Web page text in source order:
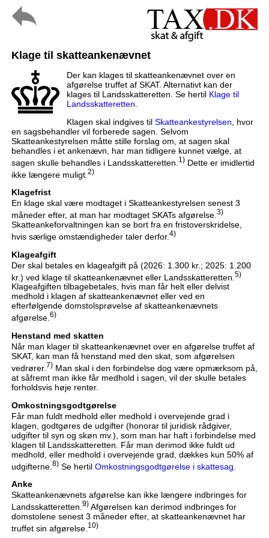
Klage til skatteankenævnet
Der kan klages til skatteankenævnet over en
afgørelse truffet af SKAT. Alternativt kan der
klages til Landsskatteretten. Se hertil Klage til
Landsskatteretten
Klagen skal indgives til Skatteankestyrelsen , hvor
en sagsbehandler vil forberede sagen. Selvom
Skatteankestyrelsen måtte stille forslag om, at sagen skal
behandles i et ankenævn, har man tidligere kunnet vælge, at
sagen skulle behandles i Landsskatteretten. 1)Dette er imidlertid
ikke længere muligt. 2)
Klagefrist
En klage skal være modtaget i Skatteankestyrelsen senest 3
måneder efter, at man har modtaget SKATs afgørelse. 3)
Skatteankeforvaltningen kan se bort fra en fristoverskridelse,
hvis særlige omstændigheder taler derfor. 4)
Klageafgift
Der skal betales en klageafgift på (2026: 1.300 kr.; 2025: 1.200
kr.) ved klage til skatteankenævnet eller Landsskatteretten. 5)
Klageafgiften tilbagebetales, hvis man får helt eller delvist
medhold i klagen af skatteankenævnet eller ved en
efterfølgende domstolsprøvelse af skatteankenævnets
afgørelse. 6)
Henstand med skatten
Når man klager til skatteankenævnet over en afgørelse truffet af
SKAT, kan man få henstand med den skat, som afgørelsen
vedrører. 7)Man skal i den forbindelse dog være opmærksom på,
at såfremt man ikke får medhold i sagen, vil der skulle betales
forholdsvis høje renter.
Omkostningsgodtgørelse
Får man fuldt medhold eller medhold i overvejende grad i
klagen, godtgøres de udgifter (honorar til juridisk rådgiver,
udgifter til syn og skøn mv.), som man har haft i forbindelse med
klagen til Landsskatteretten. Får man derimod ikke fuldt ud
medhold, eller medhold i overvejende grad, dækkes kun 50% af
udgifterne. 8)Se hertil Omkostningsgodtgørelse i skattesag
Anke
Skatteankenævnets afgørelse kan ikke længere indbringes for
Landsskatteretten. 9)Afgørelsen kan derimod indbringes for
domstolene senest 3 måneder efter, at skatteankenævnet har
truffet sin afgørelse. 10)